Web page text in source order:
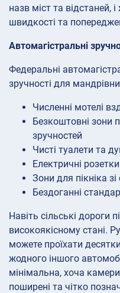
назв міст та відстаней,
швидкості та
Автомагістральні
Федеральні
зручності для
Численні мотелі
Безкоштовні зони
зручностей
Чисті туалети та
Електричні
Зони для пікніка
Бездоганні
Навіть сільські дороги
високоякісному стані.
можете проїхати
жодного іншого
мінімальна, хоча
поширені та чітко